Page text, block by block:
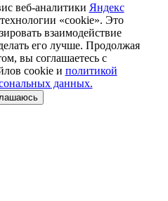
веб-аналитики Яндекс
«cookie». Это
взаимодействие
его лучше. Продолжая
вы соглашаетесь с
cookie и политикой
данных.